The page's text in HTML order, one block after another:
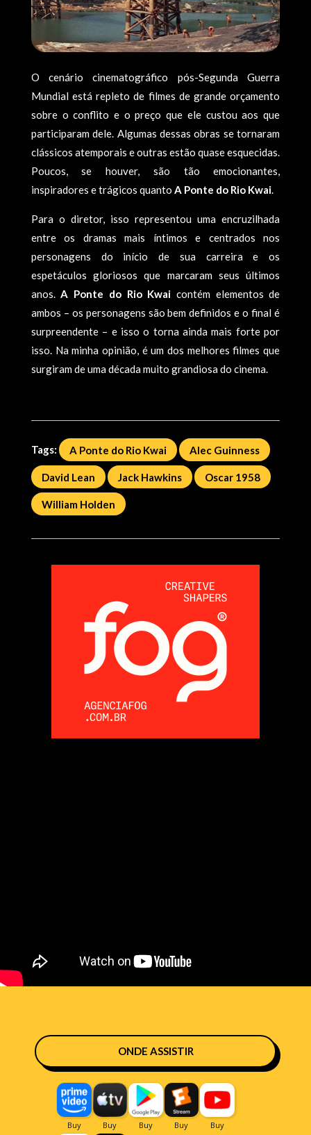
O cenário cinematográfico pós-Segunda Guerra
Mundial está repleto de filmes de grande orçamento
sobre o conflito e o preço que ele custou aos que
participaram dele. Algumas dessas obras se tornaram
clássicos atemporais e outras estão quase esquecidas.
Poucos, se houver, são tão emocionantes,
inspiradores e trágicos quanto A Ponte do Rio Kwai.
Para o diretor, isso representou uma encruzilhada
entre os dramas mais íntimos e centrados nos
personagens do início de sua carreira e os
espetáculos gloriosos que marcaram seus últimos
anos.A Ponte do Rio Kwai contém elementos de
ambos – os personagens são bem definidos e o final é
surpreendente – e isso o torna ainda mais forte por
isso. Na minha opinião, é um dos melhores filmes que
surgiram de uma década muito grandiosa do cinema.
Tags: A Ponte do Rio Kwai Alec Guinness
David Lean Jack Hawkins Oscar 1958
William Holden
ONDE ASSISTIR